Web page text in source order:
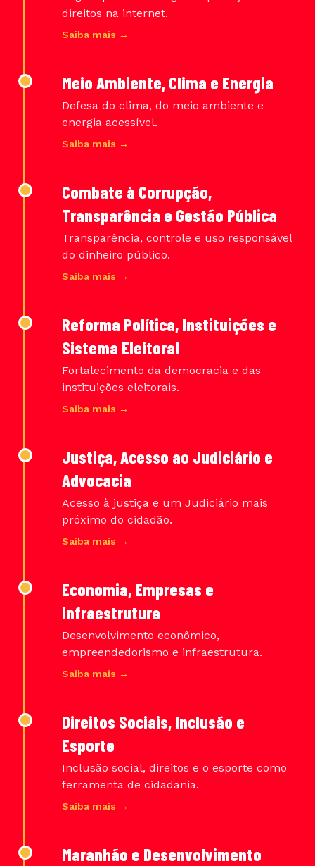
direitos na internet.
Saiba mais →
Meio Ambiente, Clima e Energia
Defesa do clima, do meio ambiente e
energia acessível.
Saiba mais →
Combate à Corrupção,
Transparência e Gestão Pública
Transparência, controle e uso responsável
do dinheiro público.
Saiba mais →
Reforma Política, Instituições e
Sistema Eleitoral
Fortalecimento da democracia e das
instituições eleitorais.
Saiba mais →
Justiça, Acesso ao Judiciário e
Advocacia
Acesso à justiça e um Judiciário mais
próximo do cidadão.
Saiba mais →
Economia, Empresas e
Infraestrutura
Desenvolvimento econômico,
empreendedorismo e infraestrutura.
Saiba mais →
Direitos Sociais, Inclusão e
Esporte
Inclusão social, direitos e o esporte como
ferramenta de cidadania.
Saiba mais →
Maranhão e Desenvolvimento